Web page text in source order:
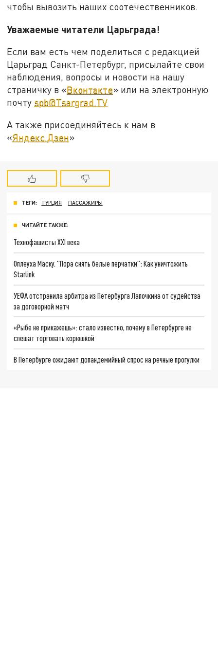
чтобы вывозить наших соотечественников.
Уважаемые читатели Царьграда!
Если вам есть чем поделиться с редакцией
Царьград Санкт-Петербург, присылайте свои
наблюдения, вопросы и новости на нашу
страничку в «Вконтакте» или на электронную
почту spb@Tsargrad.TV
А также присоединяйтесь к нам в
«Яндекс.Дзен»
ТЕГИ: ТУРЦИЯ ПАССАЖИРЫ
ЧИТАЙТЕ ТАКЖЕ:
Технофашисты XXI века
Оплеуха Маску. "Пора снять белые перчатки": Как уничтожить
Starlink
УЕФА отстранила арбитра из Петербурга Лапочкина от судейства
за договорной матч
«Рыбе не прикажешь»: стало известно, почему в Петербурге не
спешат торговать корюшкой
В Петербурге ожидают допандемийный спрос на речные прогулки